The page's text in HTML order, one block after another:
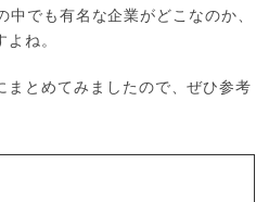
中でも有名な企業がどこなのか、
ね。
まとめてみましたので、ぜひ参考